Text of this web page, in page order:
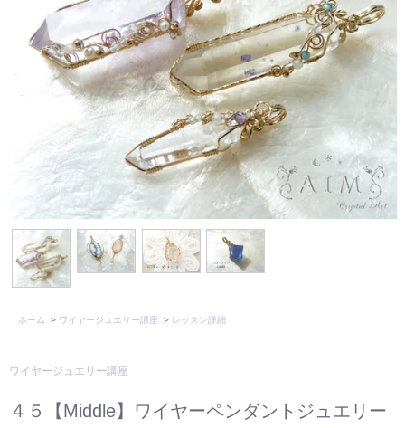
ホーム > ワイヤージュエリー講座 > レッスン詳細
ワイヤージュエリー講座
４５【Middle】ワイヤーペンダントジュエリー